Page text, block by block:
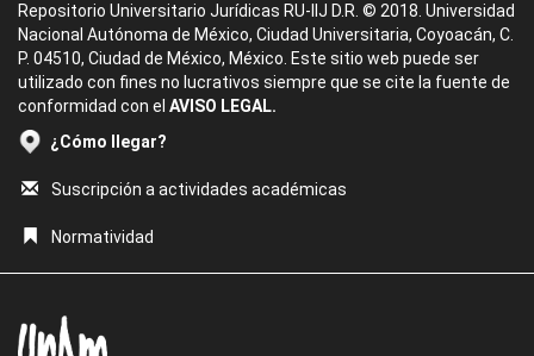
Repositorio Universitario Jurídicas RU-IIJ D.R. © 2018. Universidad
Nacional Autónoma de México, Ciudad Universitaria, Coyoacán, C.
P. 04510, Ciudad de México, México. Este sitio web puede ser
utilizado con fines no lucrativos siempre que se cite la fuente de
conformidad con el AVISO LEGAL.
¿Cómo llegar?
Suscripción a actividades académicas
Normatividad